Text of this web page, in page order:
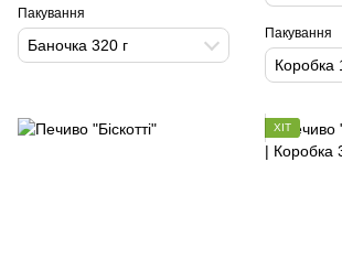
Пакування
Баночка 320 г
Пакування
Коробка
ХІТ